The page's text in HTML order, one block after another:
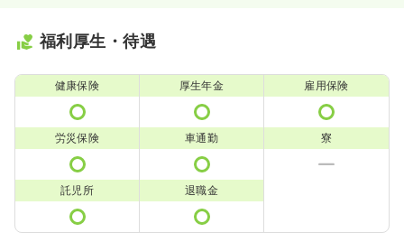
福利厚生・待遇
健康保険 厚生年金 雇用保険
労災保険 車通勤 寮
託児所 退職金